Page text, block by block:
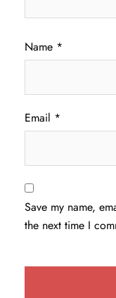
Name *
Email *
Save my name,
the next time I